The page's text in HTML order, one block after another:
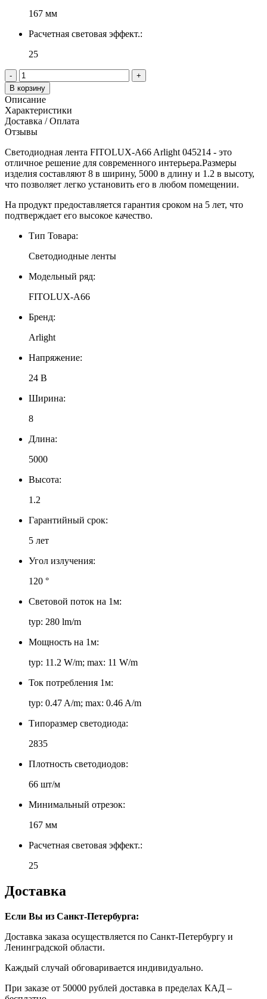
167 мм
Расчетная световая эффект.:
25
-
+
В корзину
Описание
Характеристики
Доставка / Оплата
Отзывы
Светодиодная лента FITOLUX-A66 Arlight 045214 - это
отличное решение для современного интерьера.Размеры
изделия составляют 8 в ширину, 5000 в длину и 1.2 в высоту,
что позволяет легко установить его в любом помещении.
На продукт предоставляется гарантия сроком на 5 лет, что
подтверждает его высокое качество.
Тип Товара:
Светодиодные ленты
Модельный ряд:
FITOLUX-A66
Бренд:
Arlight
Напряжение:
24 В
Ширина:
8
Длина:
5000
Высота:
1.2
Гарантийный срок:
5 лет
Угол излучения:
120 °
Световой поток на 1м:
typ: 280 lm/m
Мощность на 1м:
typ: 11.2 W/m; max: 11 W/m
Ток потребления 1м:
typ: 0.47 A/m; max: 0.46 A/m
Типоразмер светодиода:
2835
Плотность светодиодов:
66 шт/м
Минимальный отрезок:
167 мм
Расчетная световая эффект.:
25
Доставка
Если Вы из Санкт-Петербурга:
Доставка заказа осуществляется по Санкт-Петербургу и
Ленинградской области.
Каждый случай обговаривается индивидуально.
При заказе от 50000 рублей доставка в пределах КАД –